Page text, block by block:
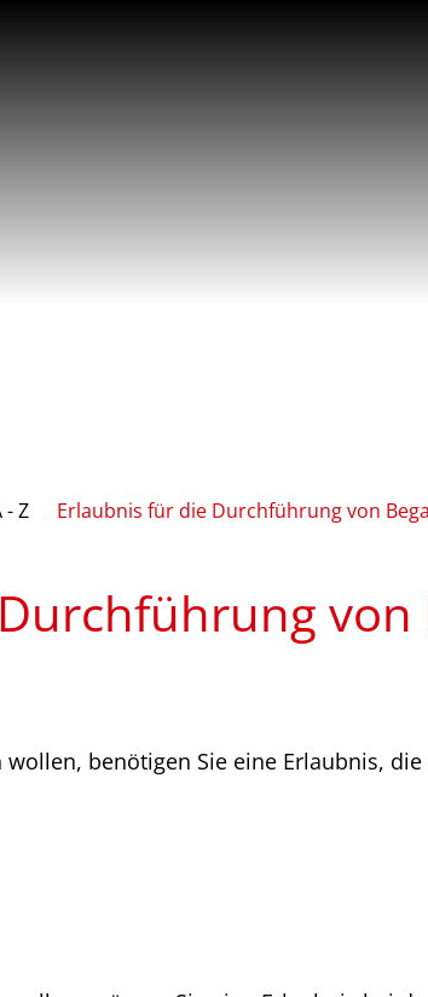
- Z Erlaubnis für die Durchführung von
benötigen Sie eine Erlaubnis,